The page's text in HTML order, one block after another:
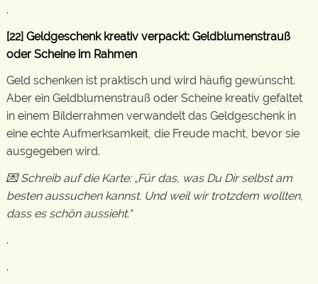
.
[22] Geldgeschenk kreativ verpackt: Geldblumenstrauß
oder Scheine im Rahmen
Geld schenken ist praktisch und wird häufig gewünscht.
Aber ein Geldblumenstrauß oder Scheine kreativ gefaltet
in einem Bilderrahmen verwandelt das Geldgeschenk in
eine echte Aufmerksamkeit, die Freude macht, bevor sie
ausgegeben wird.
💌 Schreib auf die Karte: „Für das, was Du Dir selbst am
besten aussuchen kannst. Und weil wir trotzdem wollten,
dass es schön aussieht.“
.
.